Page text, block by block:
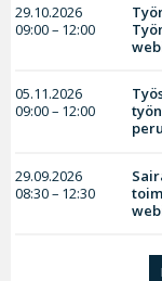
29.10.2026
09:00 – 12:00
05.11.2026
09:00 – 12:00
29.09.2026
08:30 – 12:30